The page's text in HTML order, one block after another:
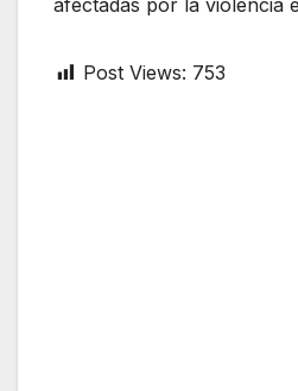
afectadas por la violencia
Post Views: 753